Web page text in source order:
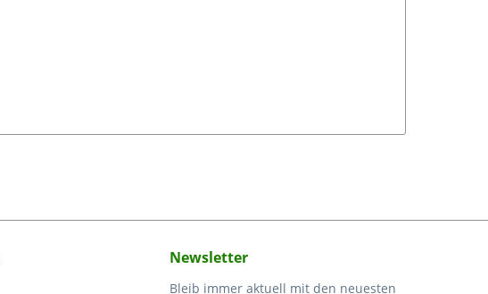
Newsletter
Bleib immer aktuell mit den neuesten